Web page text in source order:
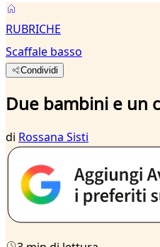
RUBRICHE
Scaffale basso
Condividi
Due bambini e un
di Rossana Sisti